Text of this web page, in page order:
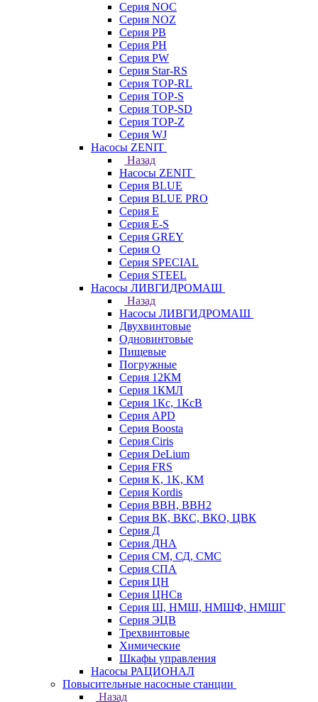
Серия NOC
Серия NOZ
Серия PB
Серия PH
Серия PW
Серия Star-RS
Серия TOP-RL
Серия TOP-S
Серия TOP-SD
Серия TOP-Z
Серия WJ
Насосы ZENIT
Назад
Насосы ZENIT
Серия BLUE
Серия BLUE PRO
Серия E
Серия E-S
Серия GREY
Серия O
Серия SPECIAL
Серия STEEL
Насосы ЛИВГИДРОМАШ
Назад
Насосы ЛИВГИДРОМАШ
Двухвинтовые
Одновинтовые
Пищевые
Погружные
Серия 12КМ
Серия 1КМЛ
Серия 1Кс, 1КсВ
Серия APD
Серия Boosta
Серия Ciris
Серия DeLium
Серия FRS
Серия K, 1K, КМ
Серия Kordis
Серия ВВН, ВВН2
Серия ВК, ВКС, ВКО, ЦВК
Серия Д
Серия ДНА
Серия СМ, СД, СМС
Серия СПА
Серия ЦН
Серия ЦНСв
Серия Ш, НМШ, НМШФ, НМШГ
Серия ЭЦВ
Трехвинтовые
Химические
Шкафы управления
Насосы РАЦИОНАЛ
Повысительные насосные станции
Назад